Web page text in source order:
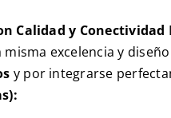
Calidad y Conectividad
excelencia y
y por integrarse